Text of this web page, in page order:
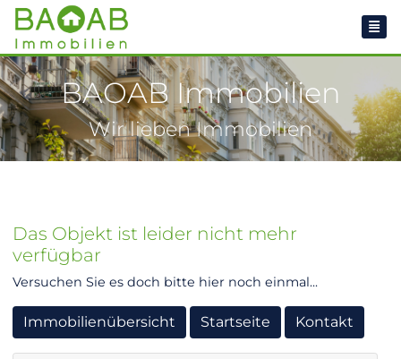
BAOAB Immobilien
Wir lieben Immobilien
Das Objekt ist leider nicht mehr
verfügbar
Versuchen Sie es doch bitte hier noch einmal...
Immobilienübersicht Startseite Kontakt